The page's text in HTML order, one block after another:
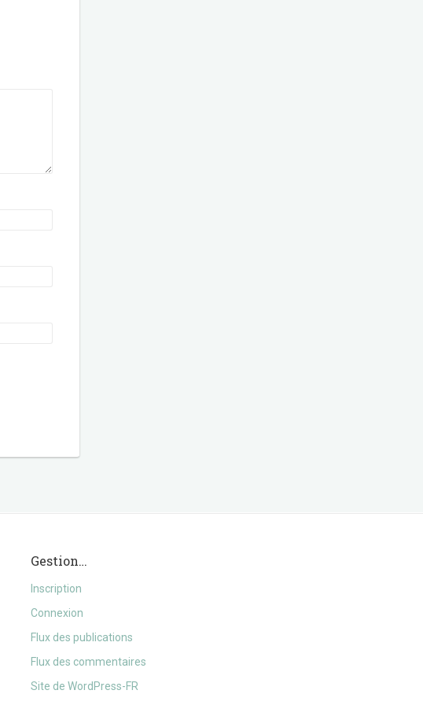
Gestion…
Inscription
Connexion
Flux des publications
Flux des commentaires
Site de WordPress-FR